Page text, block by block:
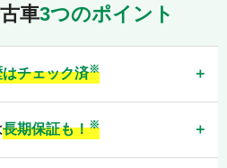
車3つのポイント
チェック済※
長期保証も！※